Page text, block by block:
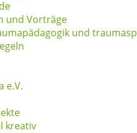
und Vorträge
und
e.V.
kreativ